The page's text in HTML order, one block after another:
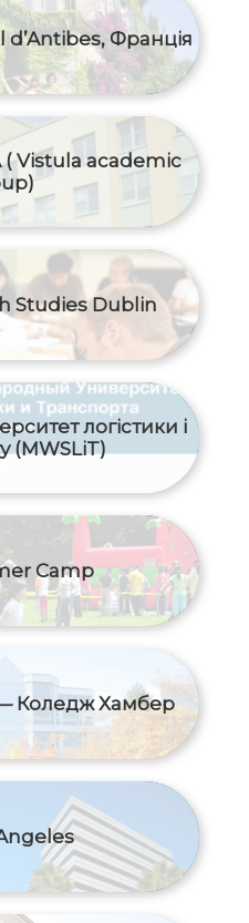
Франція
( Vistula academic
Studies Dublin
логістики і
(MWSLiT)
Camp
Коледж Хамбер